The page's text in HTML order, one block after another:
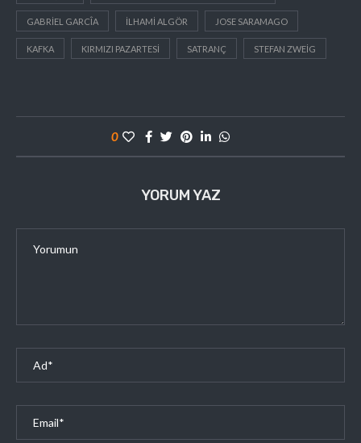
GABRIEL GARCÎA ILHAMI ALGÖR JOSE SARAMAGO
KAFKA KIRMIZI PAZARTESI SATRANÇ STEFAN ZWEIG
0
YORUM YAZ